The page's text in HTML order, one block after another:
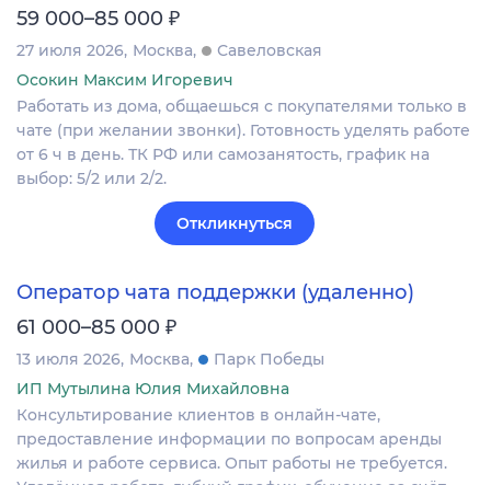
59 000–85 000 ₽
27 июля 2026 Москва
Савеловская
Осокин Максим Игоревич
Работать из дома, общаешься с покупателями только в
чате (при желании звонки). Готовность уделять работе
от 6 ч в день. ТК РФ или самозанятость, график на
выбор: 5/2 или 2/2.
Откликнуться
Оператор чата поддержки (удаленно)
61 000–85 000 ₽
13 июля 2026 Москва
Парк Победы
ИП Мутылина Юлия Михайловна
Консультирование клиентов в онлайн-чате,
предоставление информации по вопросам аренды
жилья и работе сервиса. Опыт работы не требуется.